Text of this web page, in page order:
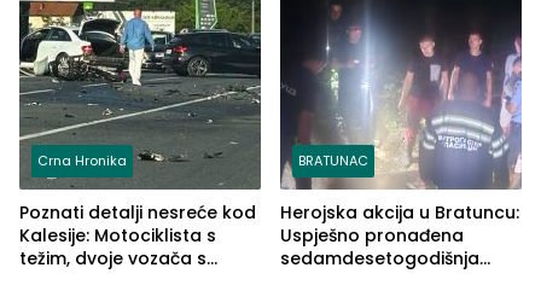
Crna Hronika
Poznati detalji nesreće kod
Kalesije: Motociklista s
težim, dvoje vozača s
BRATUNAC
Herojska akcija u Bratuncu:
Uspješno pronađena
sedamdesetogodišnja